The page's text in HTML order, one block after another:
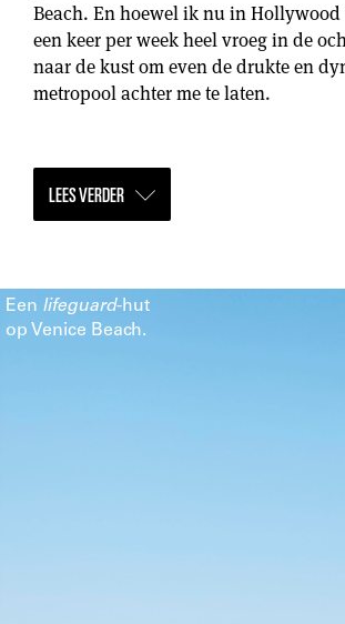
Beach. En hoewel ik nu in
een keer per week heel vroeg in de
naar de kust om even de drukte en
metropool achter me te laten.
LEES VERDER
Een lifeguard-hut
op Venice Beach.